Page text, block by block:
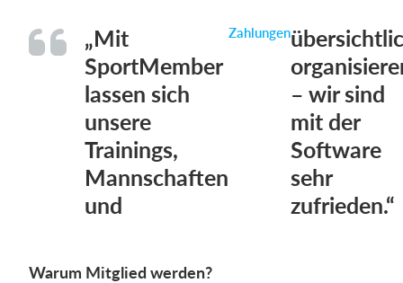
„Mit
SportMember
lassen sich
unsere
Trainings,
Mannschaften
und
Zahlungen
– wir sind
mit der
Software
sehr
zufrieden.“
Warum Mitglied werden?